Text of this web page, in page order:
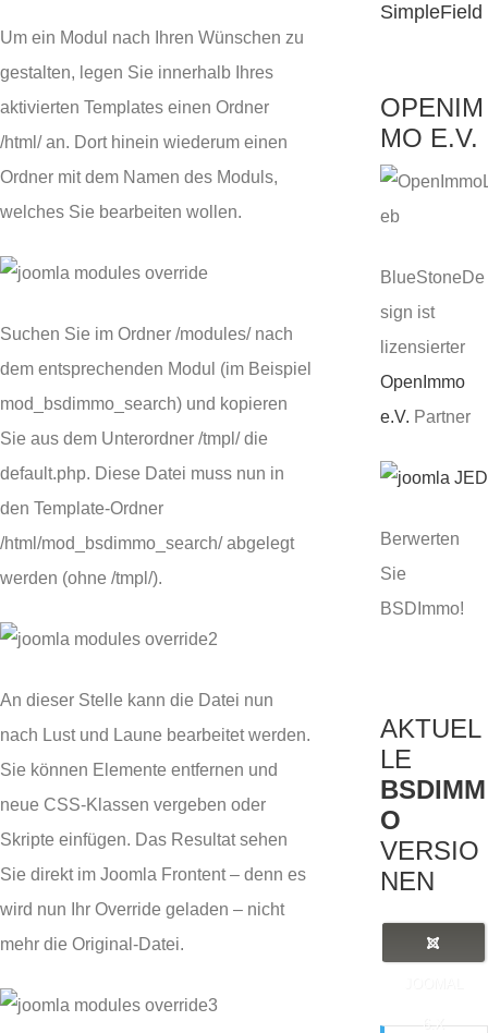
Um ein Modul nach Ihren Wünschen zu
gestalten, legen Sie innerhalb Ihres
aktivierten Templates einen Ordner
/html/ an. Dort hinein wiederum einen
Ordner mit dem Namen des Moduls,
welches Sie bearbeiten wollen.
Suchen Sie im Ordner /modules/ nach
dem entsprechenden Modul (im Beispiel
mod_bsdimmo_search) und kopieren
Sie aus dem Unterordner /tmpl/ die
default.php. Diese Datei muss nun in
den Template-Ordner
/html/mod_bsdimmo_search/ abgelegt
werden (ohne /tmpl/).
An dieser Stelle kann die Datei nun
nach Lust und Laune bearbeitet werden.
Sie können Elemente entfernen und
neue CSS-Klassen vergeben oder
Skripte einfügen. Das Resultat sehen
Sie direkt im Joomla Frontent – denn es
wird nun Ihr Override geladen – nicht
mehr die Original-Datei.
SimpleField
OPENIM
MO E.V.
BlueStoneDe
sign ist
lizensierter
OpenImmo
e.V. Partner
Berwerten
Sie
BSDImmo!
AKTUEL
LE
BSDIMM
O
VERSIO
NEN
6.X